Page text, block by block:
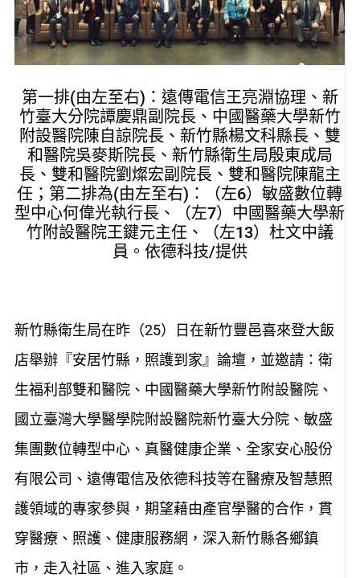
第一排(由左至右)：遠傳電信王亮淵協理、新
竹臺大分院譚慶鼎副院長、中國醫藥大學新竹
附設醫院陳自諒院長、新竹縣楊文科縣長、雙
和醫院吳麥斯院長、新竹縣衛生局殷東成局
長、雙和醫院劉燦宏副院長、雙和醫院陳龍主
任；第二排為(由左至右)：（左6）敏盛數位轉
型中心何偉光執行長、（左7）中國醫藥大學新
竹附設醫院王鍵元主任、（左13）杜文中議
員。依德科技/提供
新竹縣衛生局在昨（25）日在新竹豐邑喜來登大飯
店舉辦『安居竹縣，照護到家』論壇，並邀請：衛
生福利部雙和醫院、中國醫藥大學新竹附設醫院、
國立臺灣大學醫學院附設醫院新竹臺大分院、敏盛
集團數位轉型中心、真醫健康企業、全家安心股份
有限公司、遠傳電信及依德科技等在醫療及智慧照
護領域的專家參與，期望藉由產官學醫的合作，貫
穿醫療、照護、健康服務網，深入新竹縣各鄉鎮
市，走入社區、進入家庭。